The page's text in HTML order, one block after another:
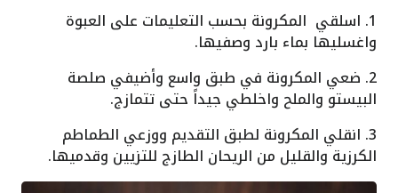
1. اسلقي المكرونة بحسب التعليمات على العبوة
واغسليها بماء بارد وصفيها.
2. ضعي المكرونة في طبق واسع وأضيفي صلصة
البيستو والملح واخلطي جيداً حتى تتمازج.
3. انقلي المكرونة لطبق التقديم ووزعي الطماطم
الكرزية والقليل من الريحان الطازج للتزيين وقدميها.